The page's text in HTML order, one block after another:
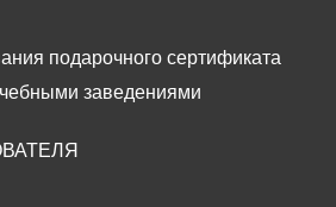
подарочного сертификата
заведениями